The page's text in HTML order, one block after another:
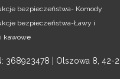
bezpieczeństwa- Komody
bezpieczeństwa-Ławy i
kawowe
368923478 | Olszowa 8, 42-